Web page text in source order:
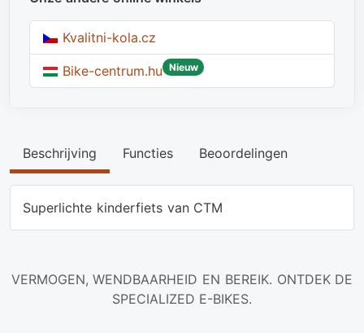
Kvalitni-kola.cz
Bike-centrum.hu Nieuw
Beschrijving Functies Beoordelingen
Superlichte kinderfiets van CTM
VERMOGEN, WENDBAARHEID EN BEREIK. ONTDEK DE
SPECIALIZED E-BIKES.